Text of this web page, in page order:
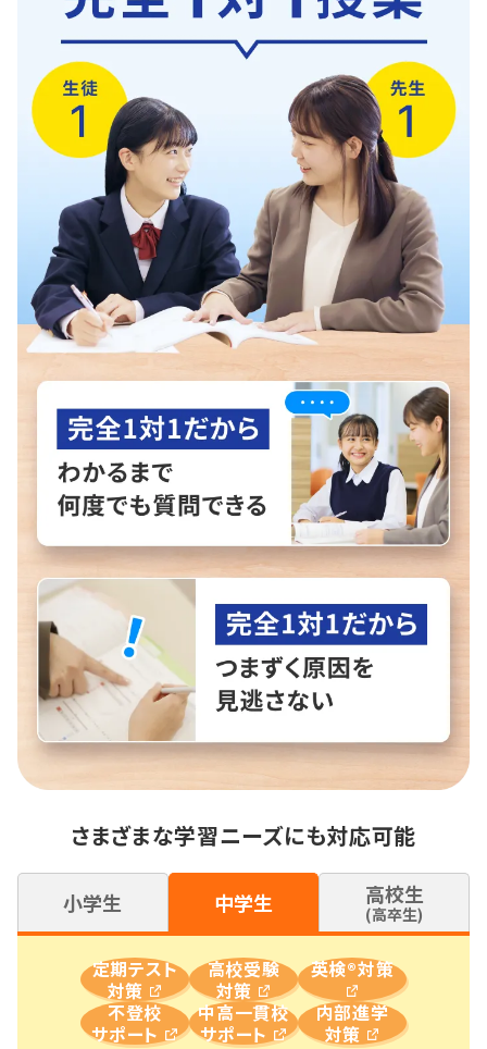
さまざまな学習ニーズにも対応可能
小学生 中学生 高校生
(高卒生)
定期テスト
対策
高校受験
対策
英検®対策
不登校
サポート
中高一貫校
サポート
内部進学
対策